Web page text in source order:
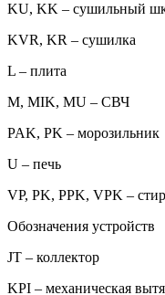
KU, KK – сушильный
KVR, KR – сушилка
L – плита
M, MIK, MU – СВЧ
PAK, PK – морозильник
U – печь
VP, PK, PPK, VPK –
Обозначения устройств
JT – коллектор
KPI – механическая